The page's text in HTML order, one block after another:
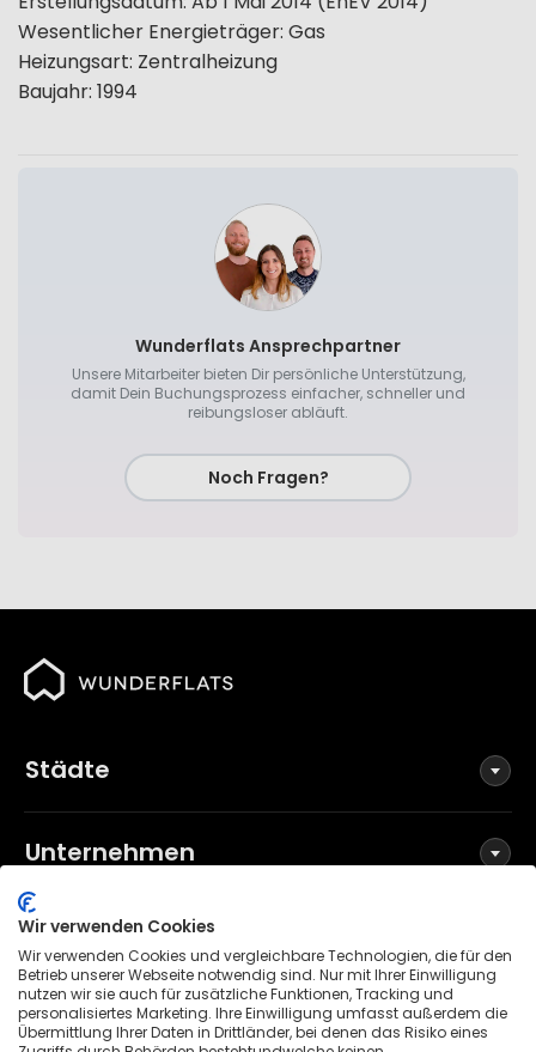
Wesentlicher Energieträger: Gas
Heizungsart: Zentralheizung
Baujahr: 1994
Wunderflats Ansprechpartner
Unsere Mitarbeiter bieten Dir persönliche Unterstützung,
damit Dein Buchungsprozess einfacher, schneller und
reibungsloser abläuft.
Noch Fragen?
Städte
Unternehmen
Social Media
Allgemeine Geschäftsbedingungen
Wir verwenden Cookies
Wir verwenden Cookies und vergleichbare Technologien, die für den
Betrieb unserer Webseite notwendig sind. Nur mit Ihrer Einwilligung
nutzen wir sie auch für zusätzliche Funktionen, Tracking und
personalisiertes Marketing. Ihre Einwilligung umfasst außerdem die
Übermittlung Ihrer Daten in Drittländer, bei denen das Risiko eines